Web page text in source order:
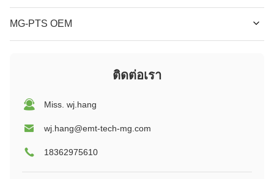
MG-PTS OEM
ติดต่อเรา
Miss. wj.hang
wj.hang@emt-tech-mg.com
18362975610